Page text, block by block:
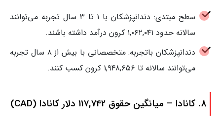
سطح مبتدی: دندانپزشکان با ۱ تا ۳ سال تجربه می‌توانند
سالانه حدود ۱,۰۶۲,۰۴۱ کرون درآمد داشته باشند.
دندانپزشکان باتجربه: متخصصانی با بیش از ۸ سال تجربه
می‌توانند سالانه تا ۱,۹۴۸,۶۵۶ کرون کسب کنند.
8. کانادا – میانگین حقوق 117,742 دلار کانادا (CAD)